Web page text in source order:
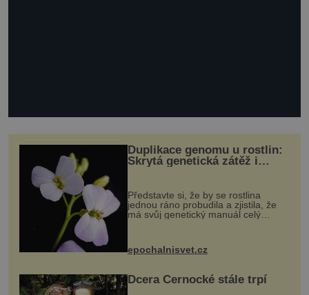
Duplikace genomu u rostlin:
Skrytá genetická zátěž i
Představte si, že by se rostlina
jednou ráno probudila a zjistila, že
má svůj genetický manuál celý
vstupenka...
epochalnisvet.cz
Dcera Černocké stále trpí